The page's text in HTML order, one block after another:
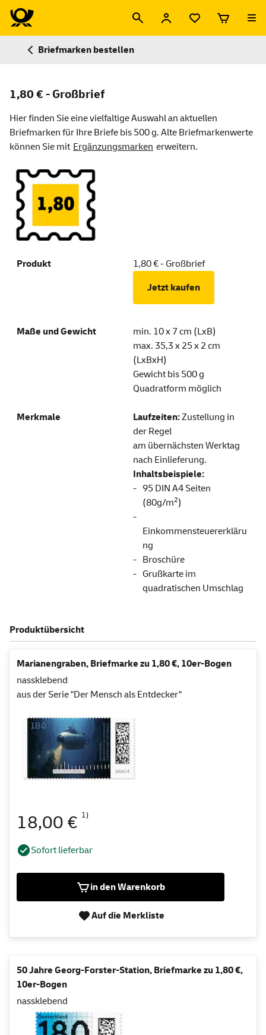
Briefmarken bestellen
1,80 € - Großbrief
Hier finden Sie eine vielfaltige Auswahl an aktuellen
Briefmarken für Ihre Briefe bis 500 g. Alte Briefmarkenwerte
können Sie mit Ergänzungsmarken erweitern.
1,80 € - Großbrief
Jetzt kaufen
min. 10 x 7 cm (LxB)
max. 35,3 x 25 x 2 cm
(LxBxH)
Gewicht bis 500 g
Quadratform möglich
Laufzeiten:Zustellung in
der Regel
am übernächsten Werktag
nach Einlieferung.
Inhaltsbeispiele:
95 DIN A4 Seiten
(80g/m2)
Einkommensteuererkläru
ng
Broschüre
Grußkarte im
quadratischen Umschlag
Produktübersicht
Marianengraben, Briefmarke zu 1,80 €, 10er-Bogen
nassklebend
aus der Serie "Der Mensch als Entdecker"
18,00 € 1)
Sofort lieferbar
in den Warenkorb
Auf die Merkliste
50 Jahre Georg-Forster-Station, Briefmarke zu 1,80 €,
10er-Bogen
nassklebend